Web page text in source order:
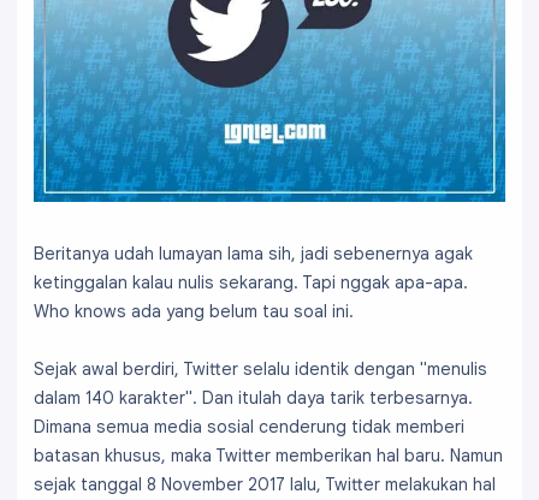
Beritanya udah lumayan lama sih, jadi sebenernya agak
ketinggalan kalau nulis sekarang. Tapi nggak apa-apa.
Who knows ada yang belum tau soal ini.
Sejak awal berdiri, Twitter selalu identik dengan "menulis
dalam 140 karakter". Dan itulah daya tarik terbesarnya.
Dimana semua media sosial cenderung tidak memberi
batasan khusus, maka Twitter memberikan hal baru. Namun
sejak tanggal 8 November 2017 lalu, Twitter melakukan hal